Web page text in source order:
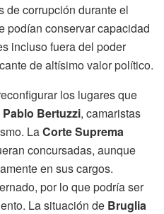
de corrupción durante el
podían conservar capacidad
incluso fuera del poder
de altísimo valor político.
los lugares que
Pablo Bertuzzi, camaristas
LaCorte Suprema
concursadas, aunque
en sus cargos.
por lo que podría ser
La situación de Bruglia